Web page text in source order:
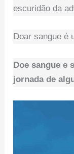
escuridão da
Doar sangue é
Doe sangue e
jornada de